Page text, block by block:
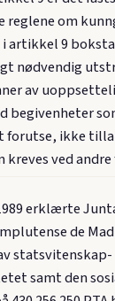
reglene om
artikkel 9
nødvendig
av
begivenheter
forutse, ikke
kreves ved
erklærte
de
statsvitenskap-
samt den